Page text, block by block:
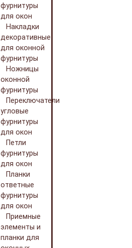
фурнитуры
для окон
Накладки
декоративные
для оконной
фурнитуры
Ножницы
оконной
фурнитуры
Переключатели
угловые
фурнитуры
для окон
Петли
фурнитуры
для окон
Планки
ответные
фурнитуры
для окон
Приемные
элементы и
планки для